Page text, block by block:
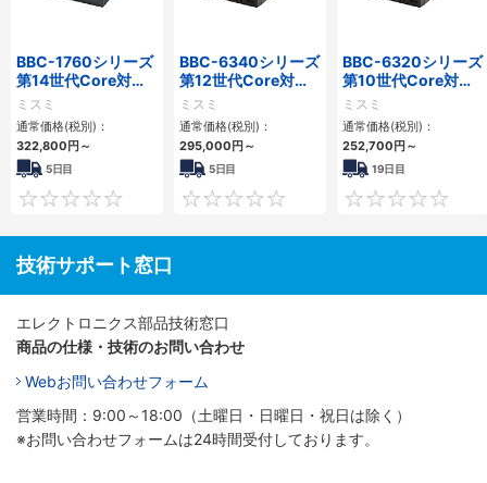
BBC-1760シリーズ
第14世代Core対応
小型フロアマウント
3PCIe
ミスミ
通常価格(税別)：
322,800円～
5日目
0
BBC-6340シリーズ
第12世代Core対応
小型フロアマウント
PC2PCI/2PCIe
ミスミ
通常価格(税別)：
295,000円～
5日目
0
BBC-6320シリーズ
第10世代Core対応
小型フロアマウント
FAPC 2PCI・2PCIe
ミスミ
通常価格(税別)：
252,700円～
19日目
技術サポート窓口
エレクトロニクス部品技術窓口
商品の仕様・技術のお問い合わせ
Webお問い合わせフォーム
営業時間：9:00～18:00（土曜日・日曜日・祝日は除く）
※お問い合わせフォームは24時間受付しております。